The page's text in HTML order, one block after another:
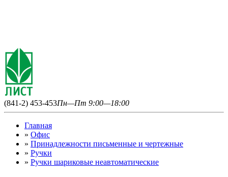
(841-2) 453-453Пн—Пт 9:00—18:00
Главная
» Офис
» Принадлежности письменные и чертежные
» Ручки
» Ручки шариковые неавтоматические